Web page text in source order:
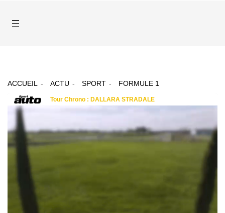
ACCUEIL ACTU SPORT FORMULE 1